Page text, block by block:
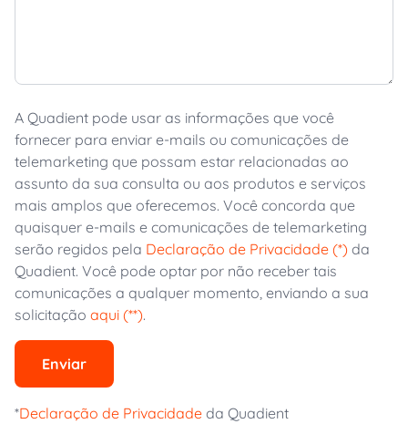
A Quadient pode usar as informações que você
fornecer para enviar e-mails ou comunicações de
telemarketing que possam estar relacionadas ao
assunto da sua consulta ou aos produtos e serviços
mais amplos que oferecemos. Você concorda que
quaisquer e-mails e comunicações de telemarketing
serão regidos pela Declaração de Privacidade (*) da
Quadient. Você pode optar por não receber tais
comunicações a qualquer momento, enviando a sua
solicitação aqui (**).
Enviar
*Declaração de Privacidade da Quadient